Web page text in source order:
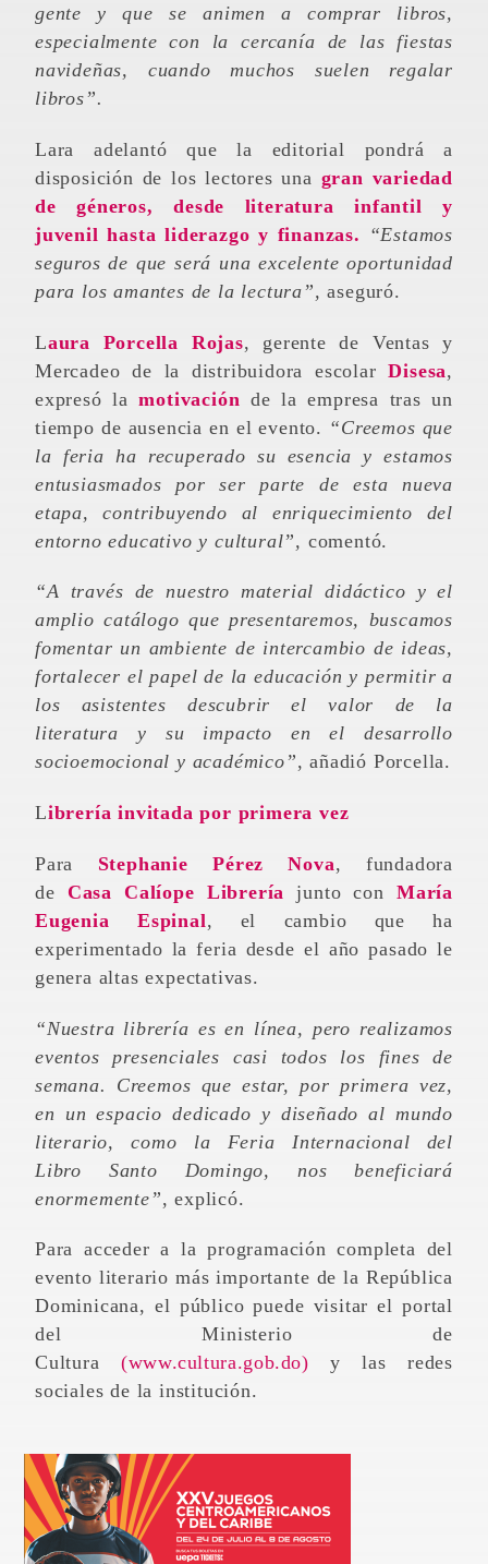
gente y que se animen a comprar libros,
especialmente con la cercanía de las fiestas
navideñas, cuando muchos suelen regalar
libros”.
Lara adelantó que la editorial pondrá a
disposición de los lectores una gran variedad
de géneros, desde literatura infantil y
juvenil hasta liderazgo y finanzas. “Estamos
seguros de que será una excelente oportunidad
para los amantes de la lectura”, aseguró.
Laura Porcella Rojas, gerente de Ventas y
Mercadeo de la distribuidora escolarDisesa,
expresó lamotivación de la empresa tras un
tiempo de ausencia en el evento. “Creemos que
la feria ha recuperado su esencia y estamos
entusiasmados por ser parte de esta nueva
etapa, contribuyendo al enriquecimiento del
entorno educativo y cultural”, comentó.
“A través de nuestro material didáctico y el
amplio catálogo que presentaremos, buscamos
fomentar un ambiente de intercambio de ideas,
fortalecer el papel de la educación y permitir a
los asistentes descubrir el valor de la
literatura y su impacto en el desarrollo
socioemocional y académico”, añadió Porcella.
Librería invitada por primera vez
Para Stephanie Pérez Nova, fundadora
de Casa Calíope Librería junto con María
Eugenia Espinal, el cambio que ha
experimentado la feria desde el año pasado le
genera altas expectativas.
“Nuestra librería es en línea, pero realizamos
eventos presenciales casi todos los fines de
semana. Creemos que estar, por primera vez,
en un espacio dedicado y diseñado al mundo
literario, como la Feria Internacional del
Libro Santo Domingo, nos beneficiará
enormemente”, explicó.
Para acceder a la programación completa del
evento literario más importante de la República
Dominicana, el público puede visitar el portal
del Ministerio de
Cultura (www.cultura.gob.do) y las redes
sociales de la institución.